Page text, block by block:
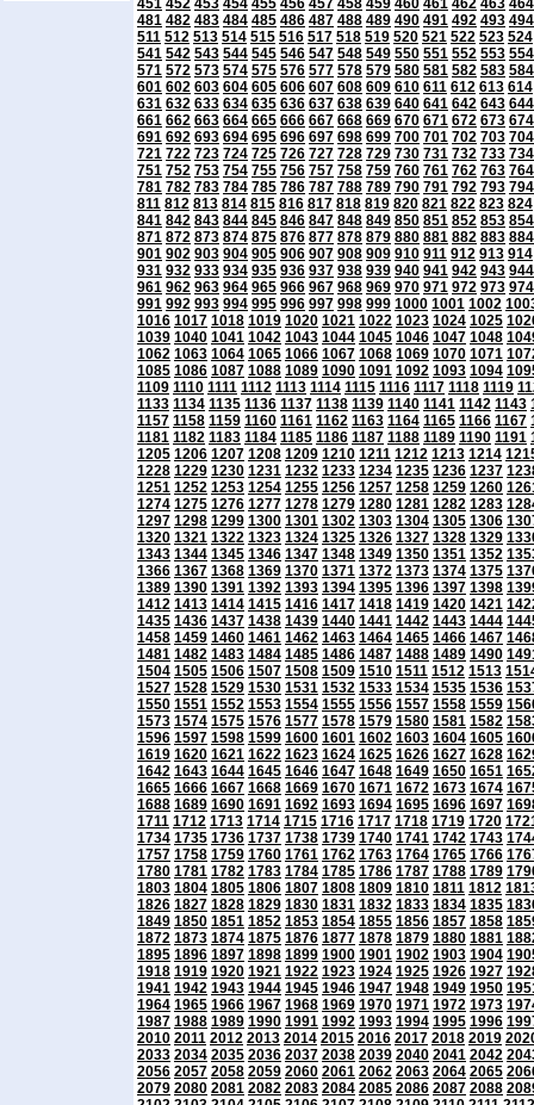
451 452 453 454 455 456 457 458 459 460 461 462 463 464
481 482 483 484 485 486 487 488 489 490 491 492 493 494
511 512 513 514 515 516 517 518 519 520 521 522 523 524
541 542 543 544 545 546 547 548 549 550 551 552 553 554
571 572 573 574 575 576 577 578 579 580 581 582 583 584
601 602 603 604 605 606 607 608 609 610 611 612 613 614
631 632 633 634 635 636 637 638 639 640 641 642 643 644
661 662 663 664 665 666 667 668 669 670 671 672 673 674
691 692 693 694 695 696 697 698 699 700 701 702 703 704
721 722 723 724 725 726 727 728 729 730 731 732 733 734
751 752 753 754 755 756 757 758 759 760 761 762 763 764
781 782 783 784 785 786 787 788 789 790 791 792 793 794
811 812 813 814 815 816 817 818 819 820 821 822 823 824
841 842 843 844 845 846 847 848 849 850 851 852 853 854
871 872 873 874 875 876 877 878 879 880 881 882 883 884
901 902 903 904 905 906 907 908 909 910 911 912 913 914
931 932 933 934 935 936 937 938 939 940 941 942 943 944
961 962 963 964 965 966 967 968 969 970 971 972 973 974
991 992 993 994 995 996 997 998 999 1000 1001 1002
1016 1017 1018 1019 1020 1021 1022 1023 1024 1025
1039 1040 1041 1042 1043 1044 1045 1046 1047 1048
1062 1063 1064 1065 1066 1067 1068 1069 1070 1071
1085 1086 1087 1088 1089 1090 1091 1092 1093 1094
1109 1110 1111 1112 1113 1114 1115 1116 1117 1118 1119
1133 1134 1135 1136 1137 1138 1139 1140 1141 1142 1143
1157 1158 1159 1160 1161 1162 1163 1164 1165 1166 1167
1181 1182 1183 1184 1185 1186 1187 1188 1189 1190 1191
1205 1206 1207 1208 1209 1210 1211 1212 1213 1214
1228 1229 1230 1231 1232 1233 1234 1235 1236 1237
1251 1252 1253 1254 1255 1256 1257 1258 1259 1260
1274 1275 1276 1277 1278 1279 1280 1281 1282 1283
1297 1298 1299 1300 1301 1302 1303 1304 1305 1306
1320 1321 1322 1323 1324 1325 1326 1327 1328 1329
1343 1344 1345 1346 1347 1348 1349 1350 1351 1352
1366 1367 1368 1369 1370 1371 1372 1373 1374 1375
1389 1390 1391 1392 1393 1394 1395 1396 1397 1398
1412 1413 1414 1415 1416 1417 1418 1419 1420 1421
1435 1436 1437 1438 1439 1440 1441 1442 1443 1444
1458 1459 1460 1461 1462 1463 1464 1465 1466 1467
1481 1482 1483 1484 1485 1486 1487 1488 1489 1490
1504 1505 1506 1507 1508 1509 1510 1511 1512 1513
1527 1528 1529 1530 1531 1532 1533 1534 1535 1536
1550 1551 1552 1553 1554 1555 1556 1557 1558 1559
1573 1574 1575 1576 1577 1578 1579 1580 1581 1582
1596 1597 1598 1599 1600 1601 1602 1603 1604 1605
1619 1620 1621 1622 1623 1624 1625 1626 1627 1628
1642 1643 1644 1645 1646 1647 1648 1649 1650 1651
1665 1666 1667 1668 1669 1670 1671 1672 1673 1674
1688 1689 1690 1691 1692 1693 1694 1695 1696 1697
1711 1712 1713 1714 1715 1716 1717 1718 1719 1720
1734 1735 1736 1737 1738 1739 1740 1741 1742 1743
1757 1758 1759 1760 1761 1762 1763 1764 1765 1766
1780 1781 1782 1783 1784 1785 1786 1787 1788 1789
1803 1804 1805 1806 1807 1808 1809 1810 1811 1812
1826 1827 1828 1829 1830 1831 1832 1833 1834 1835
1849 1850 1851 1852 1853 1854 1855 1856 1857 1858
1872 1873 1874 1875 1876 1877 1878 1879 1880 1881
1895 1896 1897 1898 1899 1900 1901 1902 1903 1904
1918 1919 1920 1921 1922 1923 1924 1925 1926 1927
1941 1942 1943 1944 1945 1946 1947 1948 1949 1950
1964 1965 1966 1967 1968 1969 1970 1971 1972 1973
1987 1988 1989 1990 1991 1992 1993 1994 1995 1996
2010 2011 2012 2013 2014 2015 2016 2017 2018 2019
2033 2034 2035 2036 2037 2038 2039 2040 2041 2042
2056 2057 2058 2059 2060 2061 2062 2063 2064 2065
2079 2080 2081 2082 2083 2084 2085 2086 2087 2088